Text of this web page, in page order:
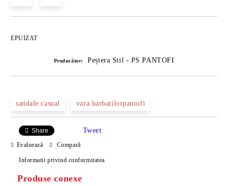
EPUIZAT
Producător: Peștera Stil - PS PANTOFI
sandale casual vara barbatilorpantofi
Share Tweet
Evaluează Compară
Informatii privind conformitatea
Produse conexe